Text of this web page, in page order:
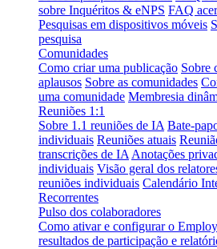
sobre Inquéritos & eNPS FAQ
Pesquisas em dispositivos móveis
pesquisa
Comunidades
Como criar uma publicação Sobre
aplausos Sobre as comunidades
uma comunidade Membresia
Reuniões 1:1
Sobre 1.1 reuniões de IA Bate-
individuais Reuniões atuais
transcrições de IA Anotações
individuais Visão geral dos
reuniões individuais Calendário
Recorrentes
Pulso dos colaboradores
Como ativar e configurar o
resultados de participação e